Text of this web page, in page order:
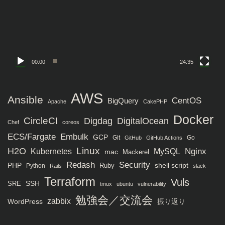
00:00 24:35
Ansible Apache AWS BigQuery CakePHP CentOS
Chef CircleCI coreos Digdag DigitalOcean Docker
ECS/Fargate Embulk GCP Git GitHub GitHub Actions Go
H2O Kubernetes Linux mac Mackerel MySQL Nginx
PHP Python Rails Redash Ruby Security shell script slack
SRE SSH Terraform tmux ubuntu vulnerability Vuls
WordPress zabbix 勉強会／交流会 振り返り